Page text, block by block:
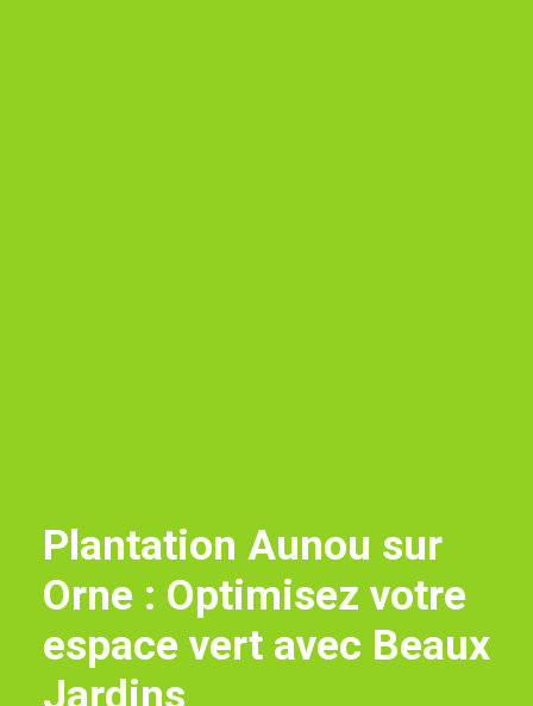
Plantation Aunou sur
Orne : Optimisez votre
espace vert avec Beaux
Jardins